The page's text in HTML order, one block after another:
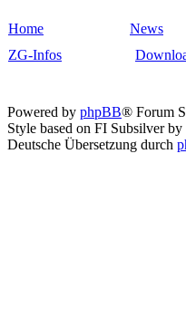
Home News
ZG-Infos
Powered by phpBB® Forum
Style based on FI Subsilver by
Deutsche Übersetzung durch